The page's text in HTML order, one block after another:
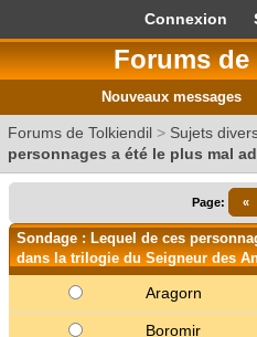
Connexion
Forums
Nouveaux messages
Forums de Tolkiendil > Sujets
personnages a été le plus mal
Page: «
Sondage : Lequel de ces
dans la trilogie du Seigneur des
Aragorn
Boromir